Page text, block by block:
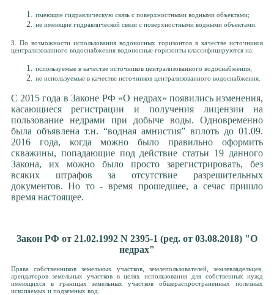
имеющие гидравлическую связь с поверхностными водными объектами;
не имеющие гидравлической связи с поверхностными водными объектами.
3. По возможности использования водоносных горизонтов в качестве источников
централизованного водоснабжения водоносные горизонты классифицируются на:
используемые в качестве источников централизованного водоснабжения;
не используемые в качестве источников централизованного водоснабжения.
С 2015 года в Законе РФ «О недрах» появились изменения,
касающиеся регистрации и получения лицензии на
пользование недрами при добыче воды. Одновременно
была объявлена т.н. “водная амнистия” вплоть до 01.09.
2016 года, когда можно было правильно оформить
скважины, попадающие под действие статьи 19 данного
Закона, их можно было просто зарегистрировать, без
всяких штрафов за отсутствие разрешительных
документов. Но то - время прошедшее, а сечас пришло
время настоящее.
Закон РФ от 21.02.1992 N 2395-1 (ред. от 03.08.2018) "О
недрах"
Права собственников земельных участков, землепользователей, землевладельцев,
арендаторов земельных участков в целях использования для собственных нужд
имеющихся в границах земельных участков общераспространенных полезных
ископаемых и подземных вод.